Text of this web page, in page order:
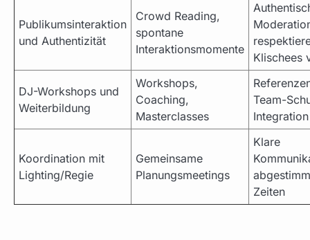
Publikumsinteraktion
und Authentizität
Crowd Reading,
spontane
Interaktionsmomente
Klischees
DJ-Workshops und
Weiterbildung
Workshops,
Coaching,
Masterclasses
Team-
Koordination mit
Lighting/Regie
Gemeinsame
Planungsmeetings
Klare
Zeiten